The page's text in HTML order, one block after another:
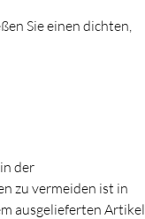
Sie einen dichten,
der
zu vermeiden ist in
ausgelieferten Artikel